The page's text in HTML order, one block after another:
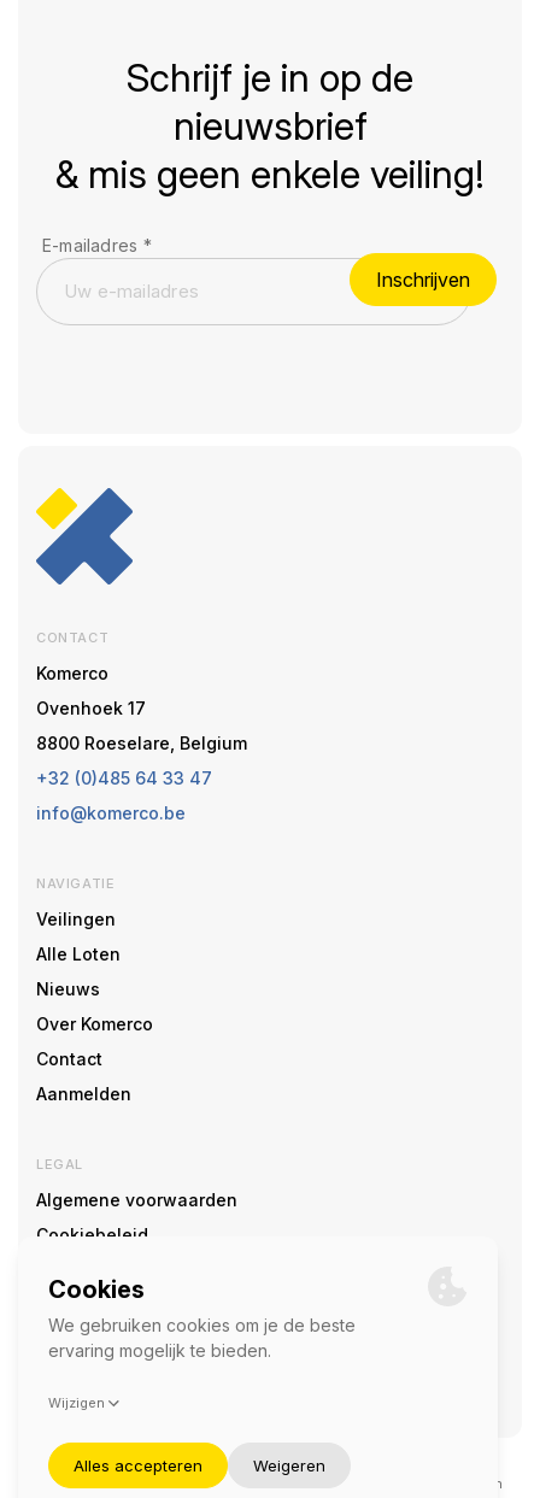
Schrijf je in op de
nieuwsbrief
& mis geen enkele veiling!
E-mailadres *
Inschrijven
CONTACT
Komerco
Ovenhoek 17
8800 Roeselare, Belgium
+32 (0)485 64 33 47
info@komerco.be
NAVIGATIE
Veilingen
Alle Loten
Nieuws
Over Komerco
Contact
Aanmelden
LEGAL
Algemene voorwaarden
Cookiebeleid
SOCIAL
©2026 — Komerco
Deze site wordt beschermd door reCAPTCHA en het
en